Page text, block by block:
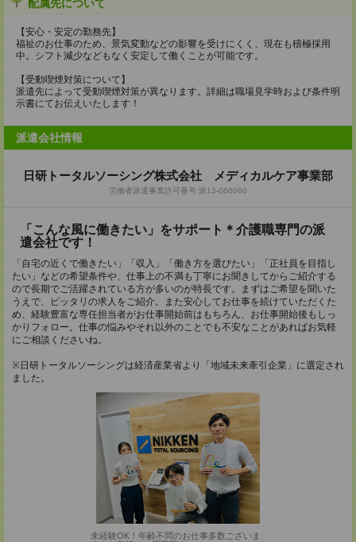
配属先について
【安心・安定の勤務先】
福祉のお仕事のため、景気変動などの影響を受けにくく、現在も積極採用
中。シフト減少などもなく安定して働くことが可能です。
【受動喫煙対策について】
派遣先によって受動喫煙対策が異なります。詳細は職場見学時および条件明
示書にてお伝えいたします！
派遣会社情報
日研トータルソーシング株式会社 メディカルケア事業部
労働者派遣事業許可番号:派13-060060
「こんな風に働きたい」をサポート＊介護職専門の派
遣会社です！
「自宅の近くで働きたい」「収入」「働き方を選びたい」「正社員を目指し
たい」などの希望条件や、仕事上の不満も丁寧にお聞きしてからご紹介する
ので長期でご活躍されている方が多いのが特長です。まずはご希望を聞いた
うえで、ピッタリの求人をご紹介。また安心してお仕事を続けていただくた
め、経験豊富な専任担当者がお仕事開始前はもちろん、お仕事開始後もしっ
かりフォロー。仕事の悩みやそれ以外のことでも不安なことがあればお気軽
にご相談くださいね。
※日研トータルソーシングは経済産業省より「地域未来牽引企業」に選定され
ました。
未経験OK！年齢不問のお仕事多数ございま